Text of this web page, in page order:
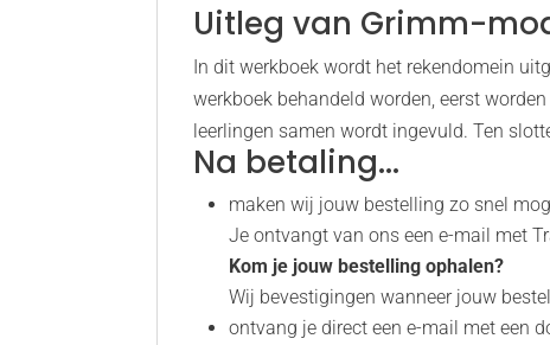
Uitleg van Grimm-
In dit werkboek wordt het rekendomein
werkboek behandeld worden, eerst
leerlingen samen wordt ingevuld. Ten
Na betaling...
maken wij jouw bestelling zo snel
Je ontvangt van ons een e-mail met
Kom je jouw bestelling ophalen?
Wij bevestigingen wanneer jouw
ontvang je direct een e-mail met een